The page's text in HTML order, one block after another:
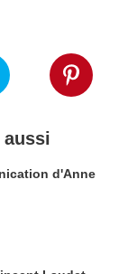
aussi
d'Anne